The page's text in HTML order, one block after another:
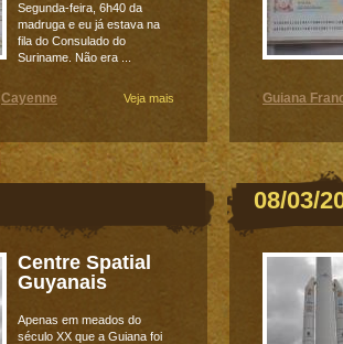
Segunda-feira, 6h40 da
madruga e eu já estava na
fila do Consulado do
Suriname. Não era ...
Veja mais
Cayenne
Centre Spatial
Guyanais
Apenas em meados do
século XX que a Guiana foi
Guiana
08/03/